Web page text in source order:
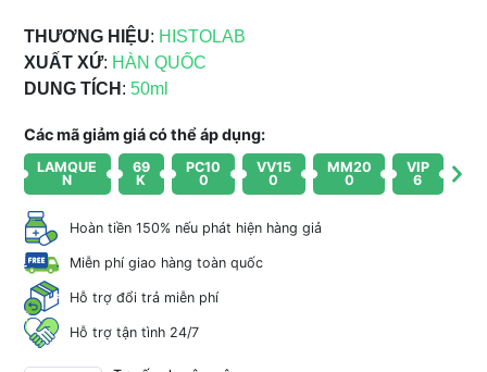
THƯƠNG HIỆU: HISTOLAB
XUẤT XỨ: HÀN QUỐC
DUNG TÍCH: 50ml
Các mã giảm giá có thể áp dụng:
LAMQUE
N
69
K
PC10
0
VV15
0
MM20
0
VIP
6
Hoàn tiền 150% nếu phát hiện hàng giả
Miễn phí giao hàng toàn quốc
Hỗ trợ đổi trả miễn phí
Hỗ trợ tận tình 24/7